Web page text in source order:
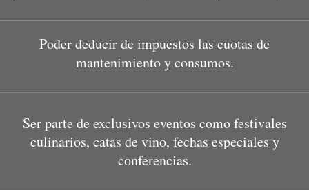
Poder deducir de impuestos las cuotas de
mantenimiento y consumos.
Ser parte de exclusivos eventos como festivales
culinarios, catas de vino, fechas especiales y
conferencias.